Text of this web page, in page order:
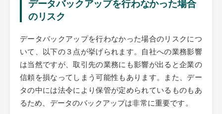
データバックアップを行わなかった場合
のリスク
データバックアップを行わなかった場合のリスクにつ
いて、以下の３点が挙げられます。自社への業務影響
は当然ですが、取引先の業務にも影響が出ると企業の
信頼を損なってしまう可能性もあります。また、デー
タの中には法令により保管が定められているものもあ
るため、データのバックアップは非常に重要です。